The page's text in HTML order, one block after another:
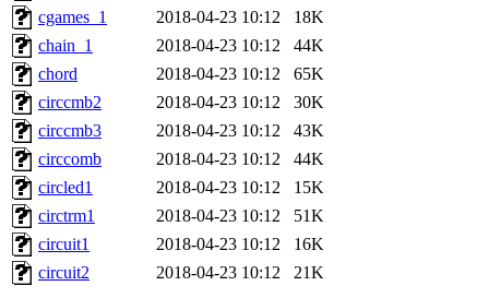
cgames_1
2018-04-23 10:12
18K
chain_1
2018-04-23 10:12
44K
chord
2018-04-23 10:12
65K
circcmb2
2018-04-23 10:12
30K
circcmb3
2018-04-23 10:12
43K
circcomb
2018-04-23 10:12
44K
circled1
2018-04-23 10:12
15K
circtrm1
2018-04-23 10:12
51K
circuit1
2018-04-23 10:12
16K
circuit2
2018-04-23 10:12
21K